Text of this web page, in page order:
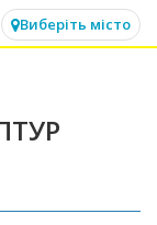
Виберіть місто